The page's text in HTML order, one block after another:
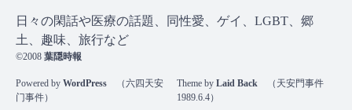
Ｖ
》
日々の閑話や医療の話題、同性愛、ゲイ、LGBT、郷
土、趣味、旅行など
©2008 葉隠時報
Powered by WordPress （六四天安
门事件）
Theme by Laid Back（天安門事件
1989.6.4）